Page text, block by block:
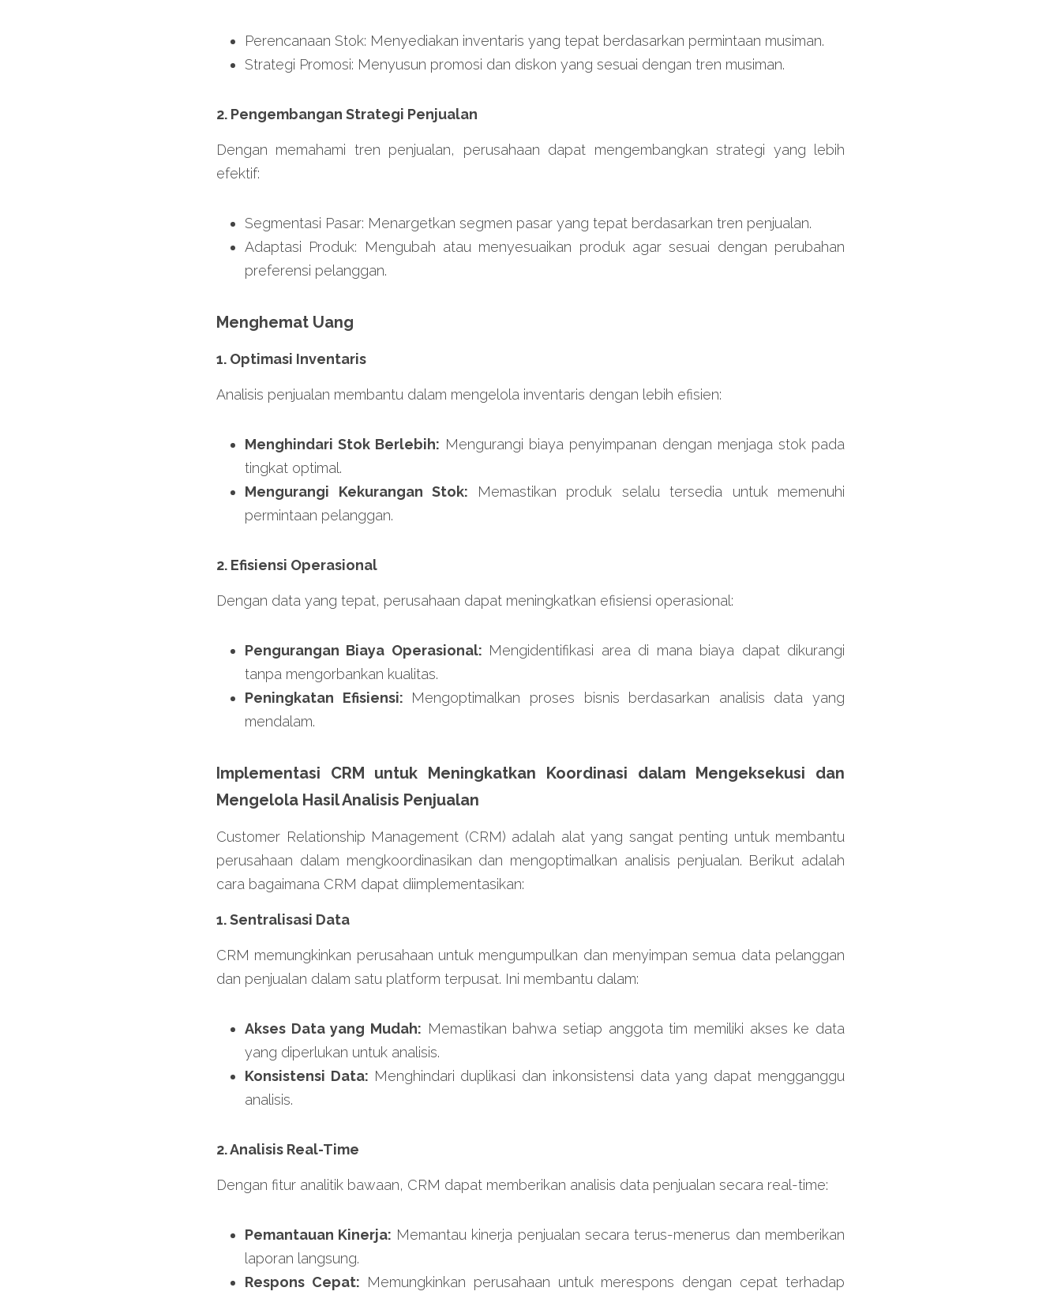
Perencanaan Stok: Menyediakan inventaris yang tepat berdasarkan permintaan musiman.
Strategi Promosi: Menyusun promosi dan diskon yang sesuai dengan tren musiman.
2. Pengembangan Strategi Penjualan
Dengan memahami tren penjualan, perusahaan dapat mengembangkan strategi yang lebih
efektif:
Segmentasi Pasar: Menargetkan segmen pasar yang tepat berdasarkan tren penjualan.
Adaptasi Produk: Mengubah atau menyesuaikan produk agar sesuai dengan perubahan
preferensi pelanggan.
Menghemat Uang
1. Optimasi Inventaris
Analisis penjualan membantu dalam mengelola inventaris dengan lebih efisien:
Menghindari Stok Berlebih: Mengurangi biaya penyimpanan dengan menjaga stok pada
tingkat optimal.
Mengurangi Kekurangan Stok:
Memastikan produk selalu tersedia untuk memenuhi
permintaan pelanggan.
2. Efisiensi Operasional
Dengan data yang tepat, perusahaan dapat meningkatkan efisiensi operasional:
Pengurangan Biaya Operasional: Mengidentifikasi area di mana biaya dapat dikurangi
tanpa mengorbankan kualitas.
Peningkatan Efisiensi: Mengoptimalkan proses bisnis berdasarkan analisis data yang
mendalam.
Implementasi CRM untuk Meningkatkan Koordinasi dalam Mengeksekusi dan
Mengelola Hasil Analisis Penjualan
Customer Relationship Management (CRM) adalah alat yang sangat penting untuk membantu
perusahaan dalam mengkoordinasikan dan mengoptimalkan analisis penjualan. Berikut adalah
cara bagaimana CRM dapat diimplementasikan:
1. Sentralisasi Data
CRM memungkinkan perusahaan untuk mengumpulkan dan menyimpan semua data pelanggan
dan penjualan dalam satu platform terpusat. Ini membantu dalam:
Akses Data yang Mudah: Memastikan bahwa setiap anggota tim memiliki akses ke data
yang diperlukan untuk analisis.
Konsistensi Data: Menghindari duplikasi dan inkonsistensi data yang dapat mengganggu
analisis.
2. Analisis Real-Time
Dengan fitur analitik bawaan, CRM dapat memberikan analisis data penjualan secara real-time:
Pemantauan Kinerja: Memantau kinerja penjualan secara terus-menerus dan memberikan
laporan langsung.
Respons Cepat: Memungkinkan perusahaan untuk merespons dengan cepat terhadap